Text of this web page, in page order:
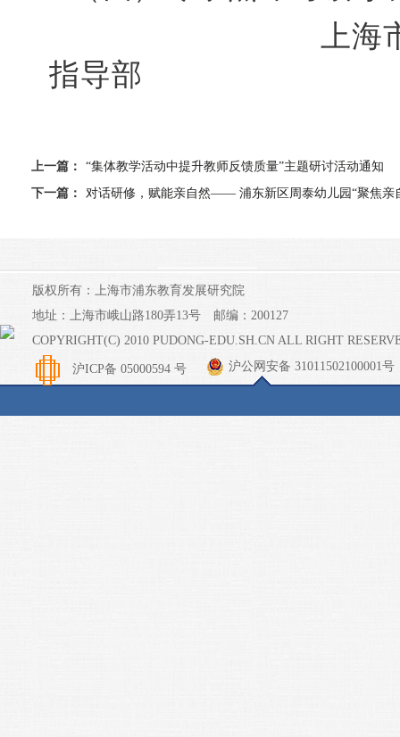
上
指导部
上一篇：
“集体教学活动中提升教师反馈质量”主题研讨活动通知
下一篇：
对话研修，赋能亲自然—— 浦东新区周泰幼儿园“聚焦亲
版权所有：上海市浦东教育发展研究院
地址：上海市峨山路180弄13号 邮编：200127
COPYRIGHT(C) 2010 PUDONG-EDU.SH.CN ALL RIGHT
沪ICP备 05000594 号 沪公网安备 31011502100001号